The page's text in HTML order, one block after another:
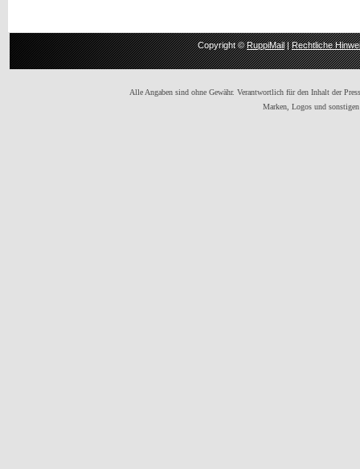
Copyright ©RuppiMail|Rechtliche
Alle Angaben sind ohne Gewähr. Verantwortlich für den Inhalt der
Marken, Logos und